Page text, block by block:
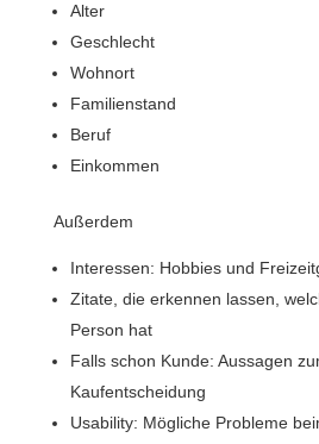
Alter
Geschlecht
Wohnort
Familienstand
Beruf
Einkommen
Außerdem
Interessen: Hobbies und
Zitate, die erkennen lassen,
Person hat
Falls schon Kunde: Aussagen
Kaufentscheidung
Usability: Mögliche Probleme